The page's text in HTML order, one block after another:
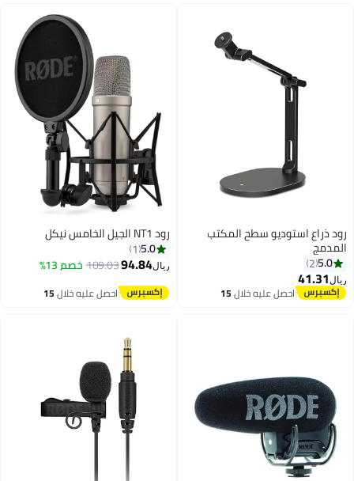
رود ذراع استوديو سطح المكتب
المدمج
5.0
2
ريال41.31
احصل عليه خلال15
رود NT1 الجيل الخامس نيكل
5.0
1
ريال94.84
109.03خصم 13%
احصل عليه خلال15